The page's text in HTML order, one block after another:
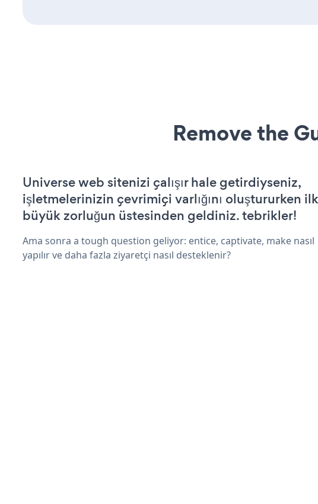
Remove the
Universe web sitenizi çalışır hale getirdiyseniz,
işletmelerinizin çevrimiçi varlığını oluştururken ilk
büyük zorluğun üstesinden geldiniz. tebrikler!
Ama sonra a tough question geliyor: entice, captivate, make nasıl
yapılır ve daha fazla ziyaretçi nasıl desteklenir?